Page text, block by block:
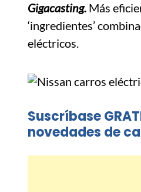
Gigacasting. Más
‘ingredientes’
eléctricos.
Suscríbase
novedades de